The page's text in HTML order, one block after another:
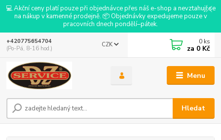
💻 Akční ceny platí pouze při objednávce přes náš e-shop a nevztahují se
na nákup v kamenné prodejně. 📦 Objednávky expedujeme pouze v
pracovních dnech pondělí–pátek.
Menu
CZK
Hledat
+420775654704
(Po-Pá, 8-16 hod.)
0 ks
za 0 Kč